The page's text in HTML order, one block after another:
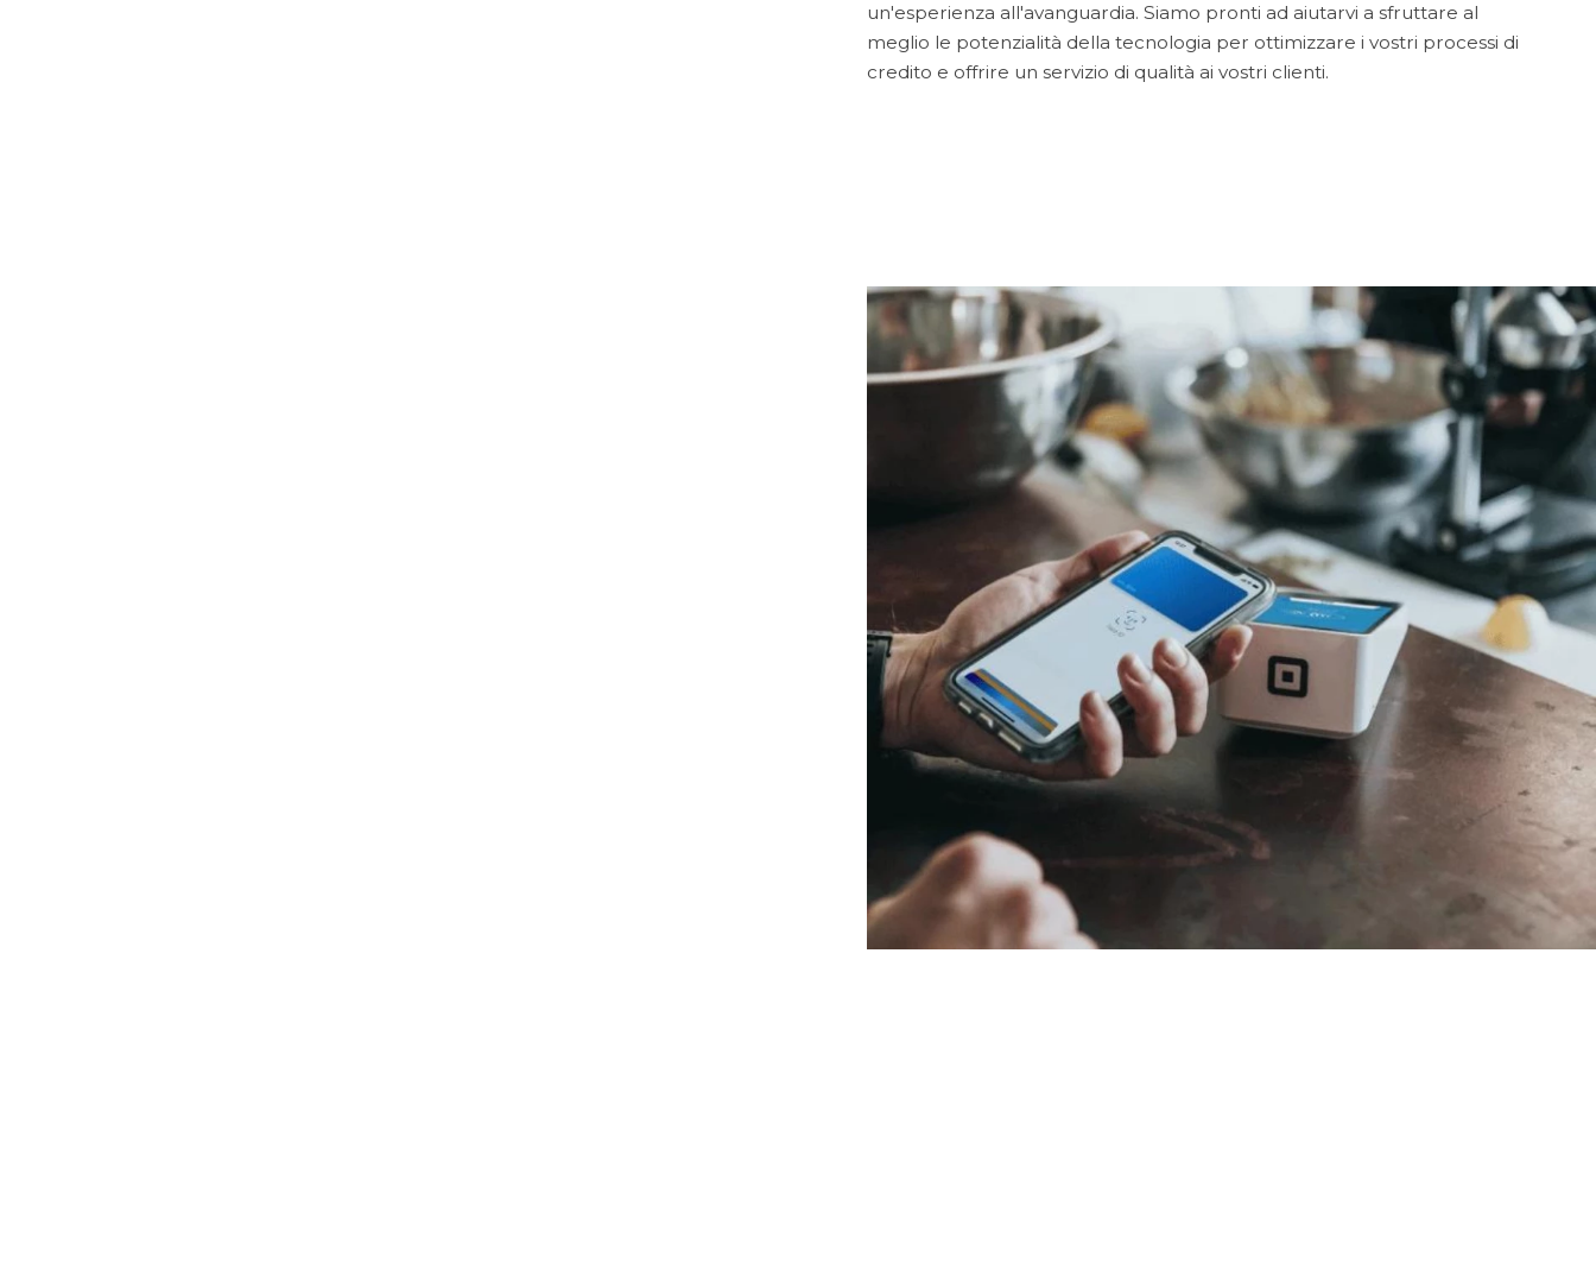
un'esperienza all'avanguardia. Siamo pronti ad aiutarvi a sfruttare al
meglio le potenzialità della tecnologia per ottimizzare i vostri processi di
credito e offrire un servizio di qualità ai vostri clienti.